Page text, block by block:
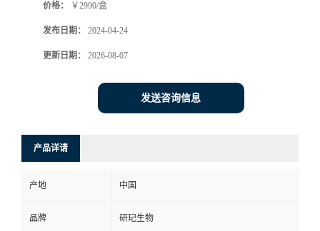
价格： ￥2990/盒
发布日期： 2024-04-24
更新日期： 2026-08-07
发送咨询信息
产品详请
产地 中国
品牌 研玘生物